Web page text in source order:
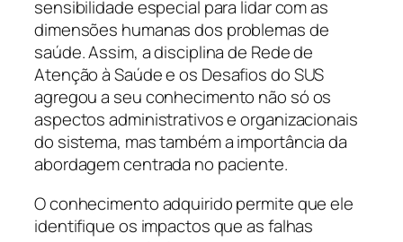
sensibilidade especial para lidar com as
dimensões humanas dos problemas de
saúde. Assim, a disciplina de Rede de
Atenção à Saúde e os Desafios do SUS
agregou a seu conhecimento não só os
aspectos administrativos e organizacionais
do sistema, mas também a importância da
abordagem centrada no paciente.
O conhecimento adquirido permite que ele
identifique os impactos que as falhas